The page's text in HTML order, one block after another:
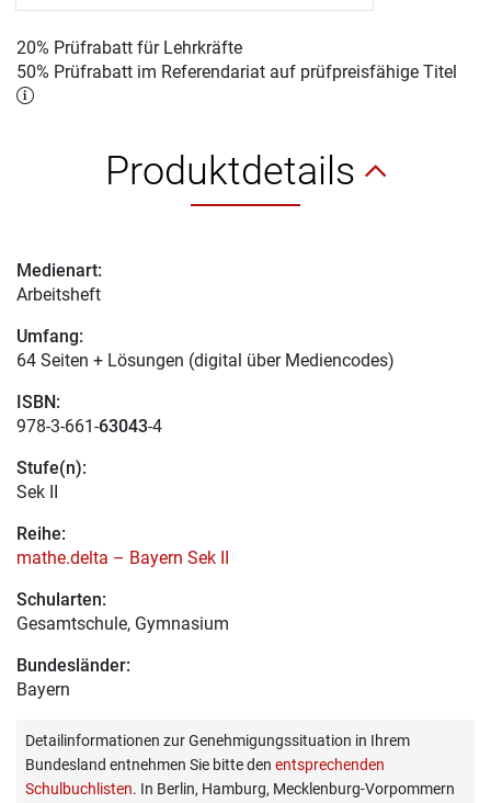
20% Prüfrabatt für Lehrkräfte
50% Prüfrabatt im Referendariat auf prüfpreisfähige Titel
Produktdetails
Medienart:
Arbeitsheft
Umfang:
64 Seiten + Lösungen (digital über Mediencodes)
ISBN:
978-3-661-63043-4
Stufe(n):
Sek II
Reihe:
mathe.delta – Bayern Sek II
Schularten:
Gesamtschule, Gymnasium
Bundesländer:
Bayern
Detailinformationen zur Genehmigungssituation in Ihrem
Bundesland entnehmen Sie bitte den entsprechenden
Schulbuchlisten. In Berlin, Hamburg, Mecklenburg-Vorpommern